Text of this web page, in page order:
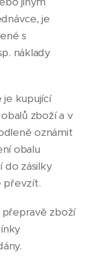
je
s
náklady
kupující
zboží a v
oznámit
obalu
do zásilky
převzít.
přepravě zboží